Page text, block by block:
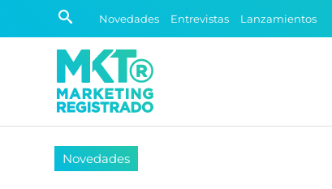
Novedades Entrevistas Lanzamientos
Novedades